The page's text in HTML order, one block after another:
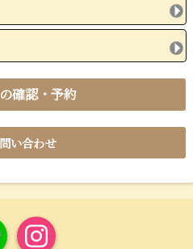
確認・予約
い合わせ